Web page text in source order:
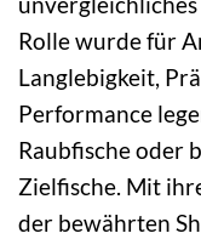
Rolle wurde für
Langlebigkeit,
Performance
Raubfische oder
Zielfische. Mit
der bewährten